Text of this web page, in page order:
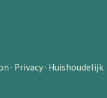
· Privacy · Huishoudelijk